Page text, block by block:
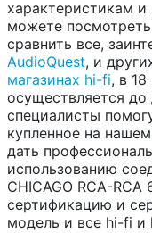
характеристикам
можете
сравнить все,
AudioQuest, и
магазинах hi-fi, в
осуществляется
специалисты
купленное на
дать
использованию
CHICAGO RCA-
сертификацию и
модель и все hi-fi и